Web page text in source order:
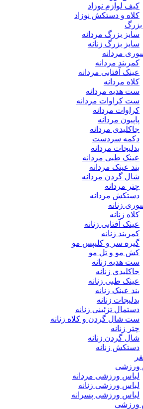
کیف لوازم نوزاد
کلاه و دستکش نوزاد
بزرگ
سایز بزرگ مردانه
سایز بزرگ زنانه
مردانه
کمربند مردانه
عینک آفتابی مردانه
کلاه مردانه
ست هدیه مردانه
ست کراوات مردانه
کراوات مردانه
پاپیون مردانه
جاکلیدی مردانه
دکمه سردست
بدلیجات مردانه
عینک طبی مردانه
بند عینک مردانه
شال گردن مردانه
چتر مردانه
دستکش مردانه
زنانه
کلاه زنانه
عینک آفتابی زنانه
کمربند زنانه
گیره سر و کلیپس مو
کش مو و تل مو
ست هدیه زنانه
جاکلیدی زنانه
عینک طبی زنانه
بند عینک زنانه
بدلیجات زنانه
دستمال تزئینی زنانه
ست شال گردن و کلاه زنانه
چتر زنانه
شال گردن زنانه
دستکش زنانه
ورزشی
لباس ورزشی مردانه
لباس ورزشی زنانه
لباس ورزشی پسرانه
ورزشی